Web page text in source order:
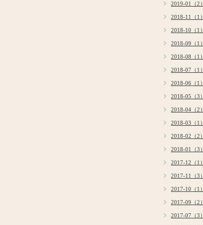
2019-01（2）
2018-11（1）
2018-10（1）
2018-09（1）
2018-08（1）
2018-07（1）
2018-06（1）
2018-05（3）
2018-04（2）
2018-03（1）
2018-02（2）
2018-01（3）
2017-12（1）
2017-11（3）
2017-10（1）
2017-09（2）
2017-07（3）